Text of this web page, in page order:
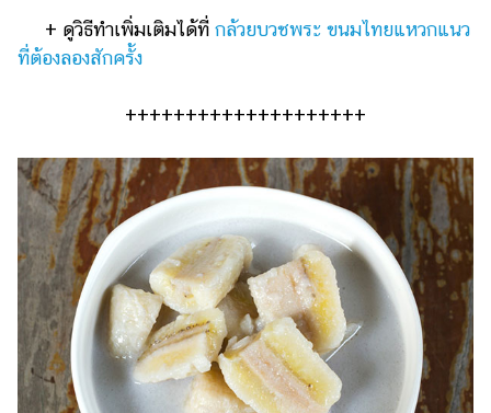
+ ดูวิธีทำเพิ่มเติมได้ที่ กล้วยบวชพระ ขนมไทยแหวกแนว
ที่ต้องลองสักครั้ง
++++++++++++++++++++